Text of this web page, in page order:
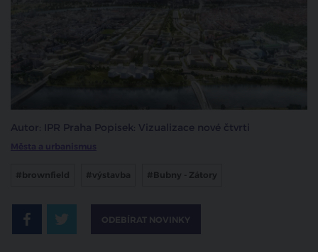
Autor: IPR Praha Popisek: Vizualizace nové čtvrti
Města a urbanismus
#brownfield #výstavba #Bubny - Zátory
ODEBÍRAT NOVINKY